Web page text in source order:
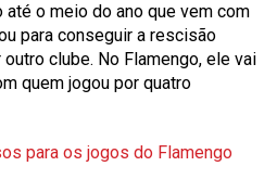
até o meio do ano que vem com
para conseguir a rescisão
clube. No Flamengo, ele vai
quem jogou por quatro
para os jogos do Flamengo